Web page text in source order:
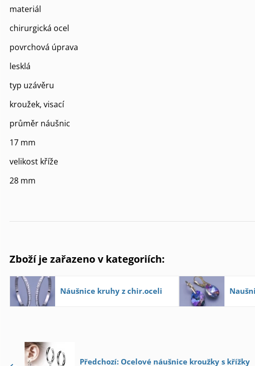
materiál
chirurgická ocel
povrchová úprava
lesklá
typ uzávěru
kroužek, visací
průměr náušnic
17 mm
velikost kříže
28 mm
Zboží je zařazeno v kategoriích:
Náušnice kruhy z chir.oceli
Předchozí: Ocelové náušnice kroužky s křížky